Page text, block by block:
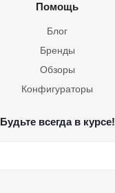
Помощь
Блог
Бренды
Обзоры
Конфигураторы
Будьте всегда в курсе!